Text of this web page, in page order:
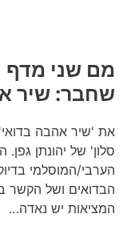
מם שני מדף
שחבר: שיר
את 'שיר אהבה בדואי'
סלון' של יהונתן
הערבי/המוסלמי
הבדואים ושל הקשר
המציאות יש נאדה…